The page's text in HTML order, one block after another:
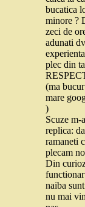
bucatica
minore ?
zeci de
adunati
plec din
(ma
mare
)
Scuze
replica:
ramaneti
plecam
Din
naiba
nu mai